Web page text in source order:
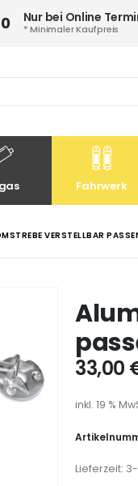
Nur bei Online
* Minimaler Kaufpreis
Fahrwerk
VERSTELLBAR
33,00
inkl. 19 %
Lieferzeit: